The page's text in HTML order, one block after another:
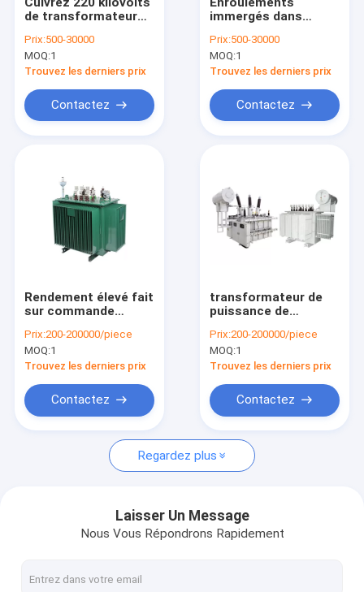
Produits
A propos de nous
Contact
Transformateur sec
Transformateur immergé dans l'huile
mécanisme électrique industriel
Haute tension
À basse tension
mécanisme de distribution d'énergie
de transformateur
2 de fréquence à
faible bruit des
enroulements
Prix:500-30000
MOQ:1
Trouvez les derniers prix
Contactez
immergés dans
Triplex de
transformateur de
résistance à l'impact
Prix:500-30000
MOQ:1
Trouvez les derniers prix
Contactez
Rendement élevé fait
sur commande
de transformateur
de puissance du
transformateur
630KVA
Prix:200-200000/piece
MOQ:1
Trouvez les derniers prix
Contactez
transformateur de
puissance de
enroulement
triphasé de tension
du transformateur
l'huile double
Prix:200-200000/piece
MOQ:1
Trouvez les derniers prix
Contactez
Regardez plus
Laisser Un Message
Nous Vous Répondrons Rapidement